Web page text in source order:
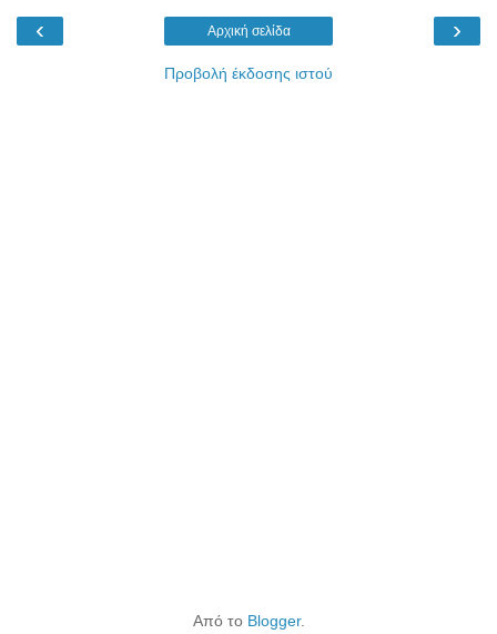
‹ ›
Αρχική σελίδα
Προβολή έκδοσης ιστού
Από το Blogger.